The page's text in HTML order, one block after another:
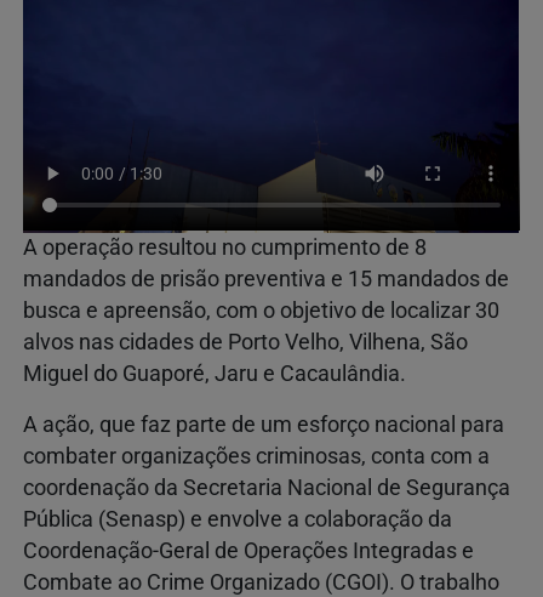
A operação resultou no cumprimento de 8
mandados de prisão preventiva e 15 mandados de
busca e apreensão, com o objetivo de localizar 30
alvos nas cidades de Porto Velho, Vilhena, São
Miguel do Guaporé, Jaru e Cacaulândia.
A ação, que faz parte de um esforço nacional para
combater organizações criminosas, conta com a
coordenação da Secretaria Nacional de Segurança
Pública (Senasp) e envolve a colaboração da
Coordenação-Geral de Operações Integradas e
Combate ao Crime Organizado (CGOI). O trabalho